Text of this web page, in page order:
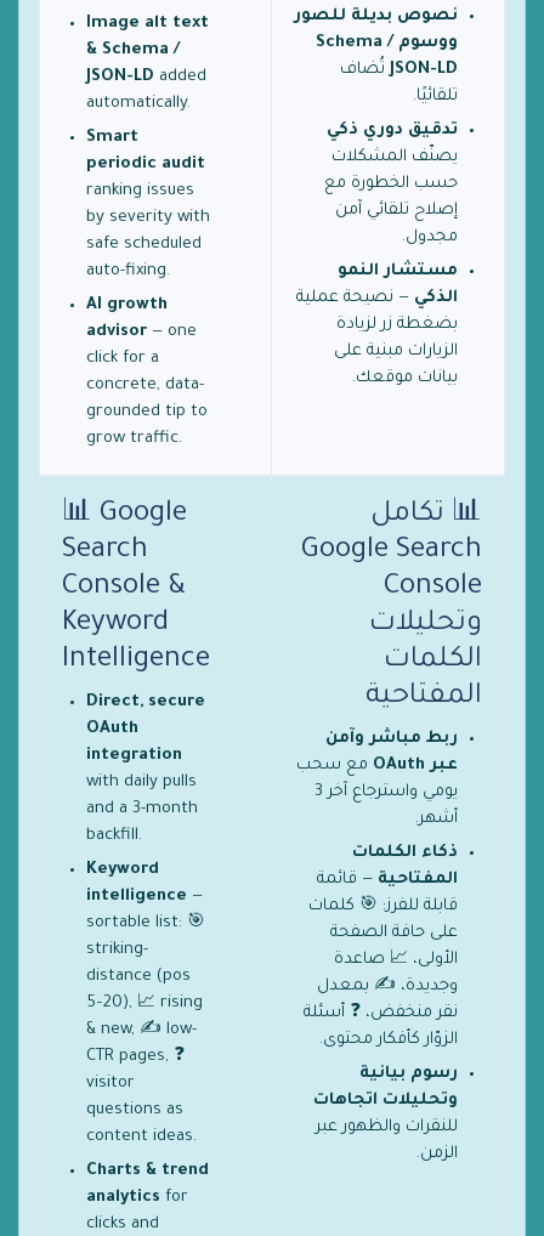
نصوص بديلة للصور
ووسوم Schema /
JSON-LD
تُضاف
تلقائيًا.
تدقيق دوري ذكي
يصنّف المشكلات
حسب الخطورة مع
إصلاح تلقائي آمن
مجدول.
مستشار النمو
الذكي — نصيحة عملية
بضغطة زر لزيادة
الزيارات مبنية على
بيانات موقعك.
Image alt text
& Schema /
JSON-LD added
automatically.
Smart
periodic audit
ranking issues
by severity with
safe scheduled
auto-fixing.
AI growth
advisor — one
click for a
concrete, data-
grounded tip to
grow traffic.
📊 تكامل
Google Search
Console
وتحليلات
الكلمات
المفتاحية
ربط مباشر وآمن
عبر OAuth
مع سحب
يومي واسترجاع آخر 3
أشهر.
ذكاء الكلمات
المفتاحية — قائمة
قابلة للفرز: 🎯 كلمات
على حافة الصفحة
الأولى، 📈 صاعدة
وجديدة، ✍️ بمعدل
نقر منخفض، ❓ أسئلة
الزوّار كأفكار محتوى.
رسوم بيانية
وتحليلات اتجاهات
للنقرات والظهور عبر
الزمن.
📊 Google
Search
Console &
Keyword
Intelligence
Direct, secure
OAuth
integration
with daily pulls
and a 3-month
backfill.
Keyword
intelligence —
sortable list: 🎯
striking-
distance (pos
5–20), 📈 rising
& new, ✍️ low-
CTR pages, ❓
visitor
questions as
content ideas.
Charts & trend
analytics for
clicks and